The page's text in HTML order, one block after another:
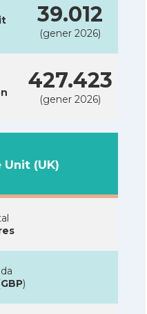
39.012
(gener 2026)
427.423
(gener 2026)
Unit (UK)
GBP)